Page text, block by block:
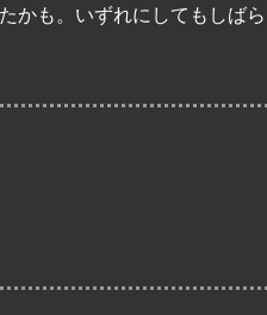
かも。いずれにしてもしば